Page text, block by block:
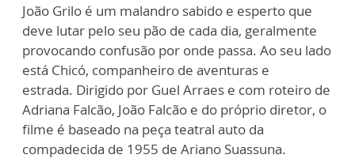
João Grilo é um malandro sabido e esperto que
deve lutar pelo seu pão de cada dia, geralmente
provocando confusão por onde passa. Ao seu lado
está Chicó, companheiro de aventuras e
estrada. Dirigido por Guel Arraes e com roteiro de
Adriana Falcão, João Falcão e do próprio diretor, o
filme é baseado na peça teatral auto da
compadecida de 1955 de Ariano Suassuna.